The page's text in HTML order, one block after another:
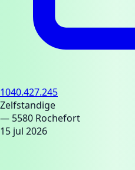
1040.427.245
Zelfstandige
— 5580 Rochefort
15 jul 2026